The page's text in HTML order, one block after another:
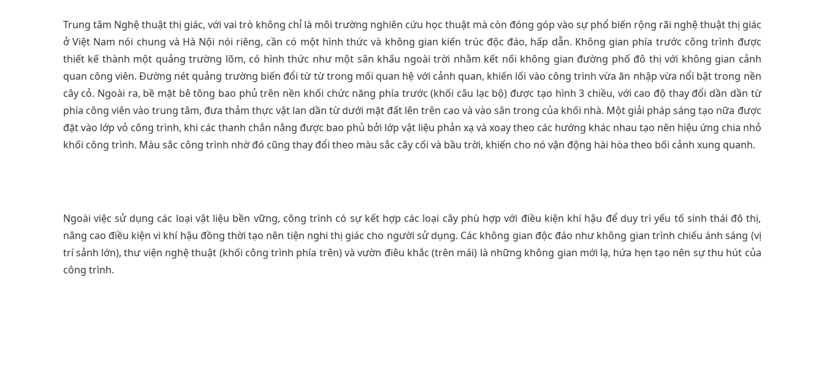
Trung tâm Nghệ thuật thị giác, với vai trò không chỉ là môi trường nghiên cứu học thuật mà còn đóng góp vào sự phổ biến rộng rãi nghệ thuật thị giác
ở Việt Nam nói chung và Hà Nội nói riêng, cần có một hình thức và không gian kiến trúc độc đáo, hấp dẫn. Không gian phía trước công trình được
thiết kế thành một quảng trường lõm, có hình thức như một sân khấu ngoài trời nhằm kết nối không gian đường phố đô thị với không gian cảnh
quan công viên. Đường nét quảng trường biến đổi từ từ trong mối quan hệ với cảnh quan, khiến lối vào công trình vừa ăn nhập vừa nổi bật trong nền
cây cỏ. Ngoài ra, bề mặt bê tông bao phủ trên nền khối chức năng phía trước (khối câu lạc bộ) được tạo hình 3 chiều, với cao độ thay đổi dần dần từ
phía công viên vào trung tâm, đưa thảm thực vật lan dần từ dưới mặt đất lên trên cao và vào sân trong của khối nhà. Một giải pháp sáng tạo nữa được
đặt vào lớp vỏ công trình, khi các thanh chắn nắng được bao phủ bởi lớp vật liệu phản xạ và xoay theo các hướng khác nhau tạo nên hiệu ứng chia nhỏ
khối công trình. Màu sắc công trình nhờ đó cũng thay đổi theo màu sắc cây cối và bầu trời, khiến cho nó vận động hài hòa theo bối cảnh xung quanh.
Ngoài việc sử dụng các loại vật liệu bền vững, công trình có sự kết hợp các loại cây phù hợp với điều kiện khí hậu để duy trì yếu tố sinh thái đô thị,
nâng cao điều kiện vi khí hậu đồng thời tạo nên tiện nghi thị giác cho người sử dụng. Các không gian độc đáo như không gian trình chiếu ánh sáng (vị
trí sảnh lớn), thư viện nghệ thuật (khối công trình phía trên) và vườn điêu khắc (trên mái) là những không gian mới lạ, hứa hẹn tạo nên sự thu hút của
công trình.